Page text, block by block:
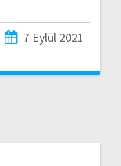
7 Eylül 2021